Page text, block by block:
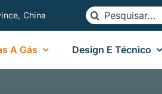
China
Search
for:
A Gás Design E Técnico